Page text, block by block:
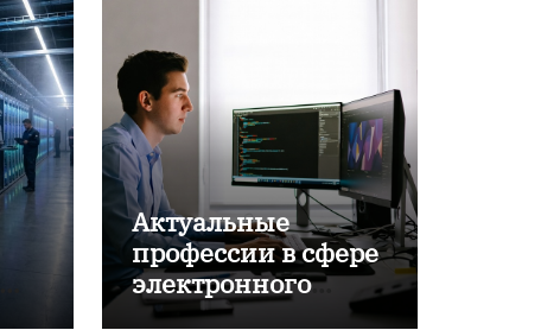
Актуальные
профессии в сфере
электронного
обучения